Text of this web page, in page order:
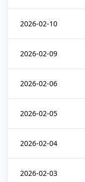
2026-02-10
2026-02-09
2026-02-06
2026-02-05
2026-02-04
2026-02-03